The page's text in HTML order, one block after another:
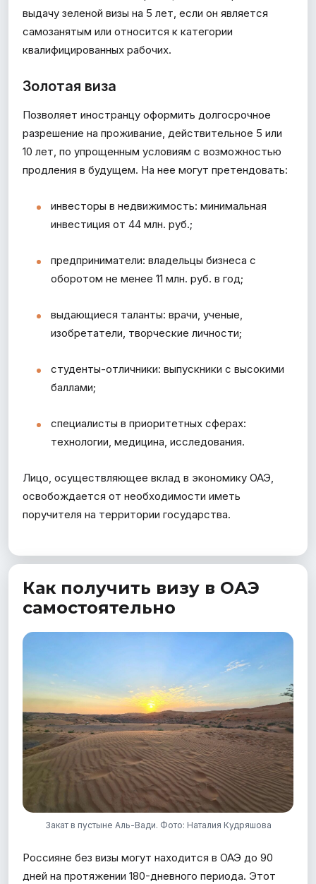
выдачу зеленой визы на 5 лет, если он является
самозанятым или относится к категории
квалифицированных рабочих.
Золотая виза
Позволяет иностранцу оформить долгосрочное
разрешение на проживание, действительное 5 или
10 лет, по упрощенным условиям с возможностью
продления в будущем. На нее могут претендовать:
инвесторы в недвижимость: минимальная
инвестиция от 44 млн. руб.;
предприниматели: владельцы бизнеса с
оборотом не менее 11 млн. руб. в год;
выдающиеся таланты: врачи, ученые,
изобретатели, творческие личности;
студенты-отличники: выпускники с высокими
баллами;
специалисты в приоритетных сферах:
технологии, медицина, исследования.
Лицо, осуществляющее вклад в экономику ОАЭ,
освобождается от необходимости иметь
поручителя на территории государства.
Как получить визу в ОАЭ
самостоятельно
Закат в пустыне Аль-Вади. Фото: Наталия Кудряшова
Россияне без визы могут находится в ОАЭ до 90
дней на протяжении 180-дневного периода. Этот